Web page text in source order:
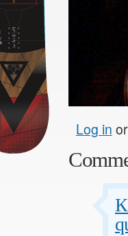
Log in